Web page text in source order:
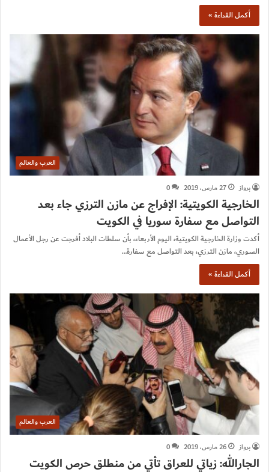
أكمل القراءة »
العرب والعالم
برواز
27 مارس، 2019 0
الخارجية الكويتية: الإفراج عن مازن الترزي جاء بعد
التواصل مع سفارة سوريا في الكويت
أكدت وزارة الخارجية الكويتية، اليوم الأربعاء، بأن سلطات البلاد أفرجت عن رجل الأعمال
السوري، مازن الترزي، بعد التواصل مع سفارة…
أكمل القراءة »
العرب والعالم
برواز
26 مارس، 2019 0
الجارالله: زياتي للعراق تأتي من منطلق حرص الكويت